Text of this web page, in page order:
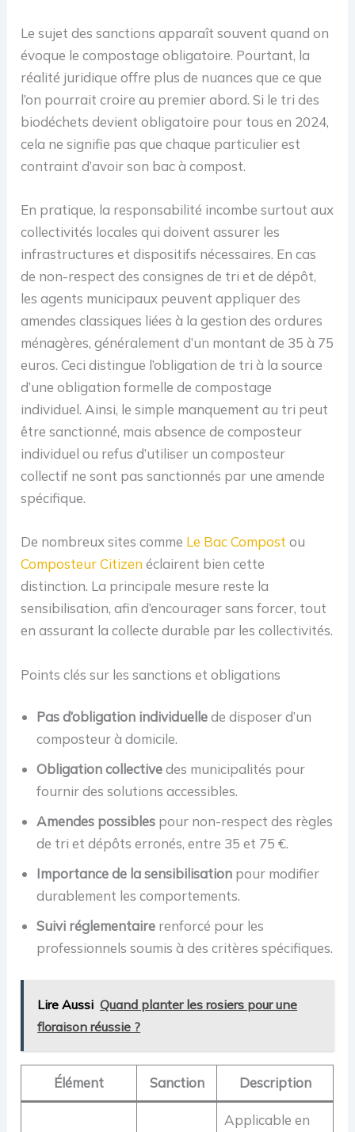
Le sujet des sanctions apparaît souvent quand on
évoque le compostage obligatoire. Pourtant, la
réalité juridique offre plus de nuances que ce que
l’on pourrait croire au premier abord. Si le tri des
biodéchets devient obligatoire pour tous en 2024,
cela ne signifie pas que chaque particulier est
contraint d’avoir son bac à compost.
En pratique, la responsabilité incombe surtout aux
collectivités locales qui doivent assurer les
infrastructures et dispositifs nécessaires. En cas
de non-respect des consignes de tri et de dépôt,
les agents municipaux peuvent appliquer des
amendes classiques liées à la gestion des ordures
ménagères, généralement d’un montant de 35 à 75
euros. Ceci distingue l’obligation de tri à la source
d’une obligation formelle de compostage
individuel. Ainsi, le simple manquement au tri peut
être sanctionné, mais absence de composteur
individuel ou refus d’utiliser un composteur
collectif ne sont pas sanctionnés par une amende
spécifique.
De nombreux sites comme Le Bac Compost ou
Composteur Citizenéclairent bien cette
distinction. La principale mesure reste la
sensibilisation, afin d’encourager sans forcer, tout
en assurant la collecte durable par les collectivités.
Points clés sur les sanctions et obligations
Pas d’obligation individuellede disposer d’un
composteur à domicile.
Obligation collectivedes municipalités pour
fournir des solutions accessibles.
Amendes possibles pour non-respect des règles
de tri et dépôts erronés, entre 35 et 75 €.
Importance de la sensibilisation pour modifier
durablement les comportements.
Suivi réglementaire renforcé pour les
professionnels soumis à des critères spécifiques.
Lire Aussi Quand planter les rosiers pour une
floraison réussie ?
Élément Sanction Description
Applicable en